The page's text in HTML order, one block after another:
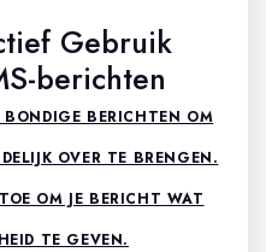
Gebruik
berichten
BONDIGE BERICHTEN OM
OVER TE BRENGEN.
OM JE BERICHT WAT
TE GEVEN.